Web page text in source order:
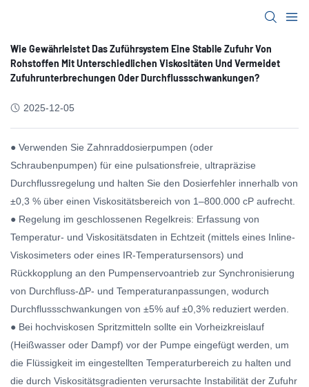
Wie Gewährleistet Das Zuführsystem Eine Stabile Zufuhr Von
Rohstoffen Mit Unterschiedlichen Viskositäten Und Vermeidet
Zufuhrunterbrechungen Oder Durchflussschwankungen?
2025-12-05
● Verwenden Sie Zahnraddosierpumpen (oder
Schraubenpumpen) für eine pulsationsfreie, ultrapräzise
Durchflussregelung und halten Sie den Dosierfehler innerhalb von
±0,3 % über einen Viskositätsbereich von 1–800.000 cP aufrecht.
● Regelung im geschlossenen Regelkreis: Erfassung von
Temperatur- und Viskositätsdaten in Echtzeit (mittels eines Inline-
Viskosimeters oder eines IR-Temperatursensors) und
Rückkopplung an den Pumpenservoantrieb zur Synchronisierung
von Durchfluss-ΔP- und Temperaturanpassungen, wodurch
Durchflussschwankungen von ±5% auf ±0,3% reduziert werden.
● Bei hochviskosen Spritzmitteln sollte ein Vorheizkreislauf
(Heißwasser oder Dampf) vor der Pumpe eingefügt werden, um
die Flüssigkeit im eingestellten Temperaturbereich zu halten und
die durch Viskositätsgradienten verursachte Instabilität der Zufuhr